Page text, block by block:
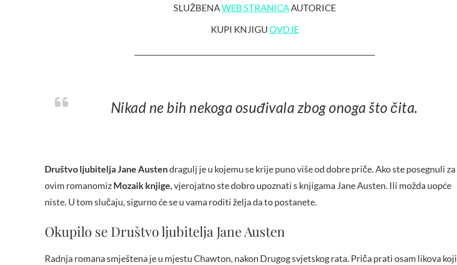
SLUŽBENAWEB STRANICAAUTORICE
KUPI KNJIGUOVDJE
Nikad ne bih nekoga osuđivala zbog onoga što čita.
Društvo ljubitelja Jane Austendragulj je u kojemu se krije puno više od dobre priče. Ako ste posegnuli za
ovim romanomizMozaik knjige, vjerojatno ste dobro upoznati s knjigama Jane Austen. Ili možda uopće
niste. U tom slučaju, sigurno će se u vama roditi želja da to postanete.
Okupilo se Društvo ljubitelja Jane Austen
Radnja romana smještena je u mjestu Chawton, nakon Drugog svjetskog rata. Priča prati osam likova koji